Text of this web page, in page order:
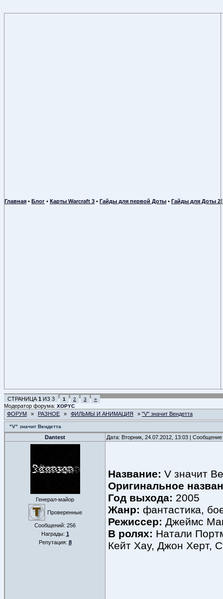
Главная • Блог • Карты Warcraft 3 • Гайды для первой Доты • Гайды для Доты 2
СТРАНИЦА 1 ИЗ 3 1 2 3 »
Модератор форума: XOPYC
ФОРУМ » РАЗНОЕ » ФИЛЬМЫ И АНИМАЦИЯ » "V" значит Вендетта
"V" значит Вендетта
Dantest Дата: Вторник, 24.07.2012, 13:03 |
Генерал-майор
Проверенные
Сообщений: 256
Награды: 1
Репутация: 8
Название: V значит
Оригинальное
Год выхода: 2005
Жанр: фантастика,
Режиссер: Джеймс
В ролях: Натали
Кейт Хау, Джон Херт,